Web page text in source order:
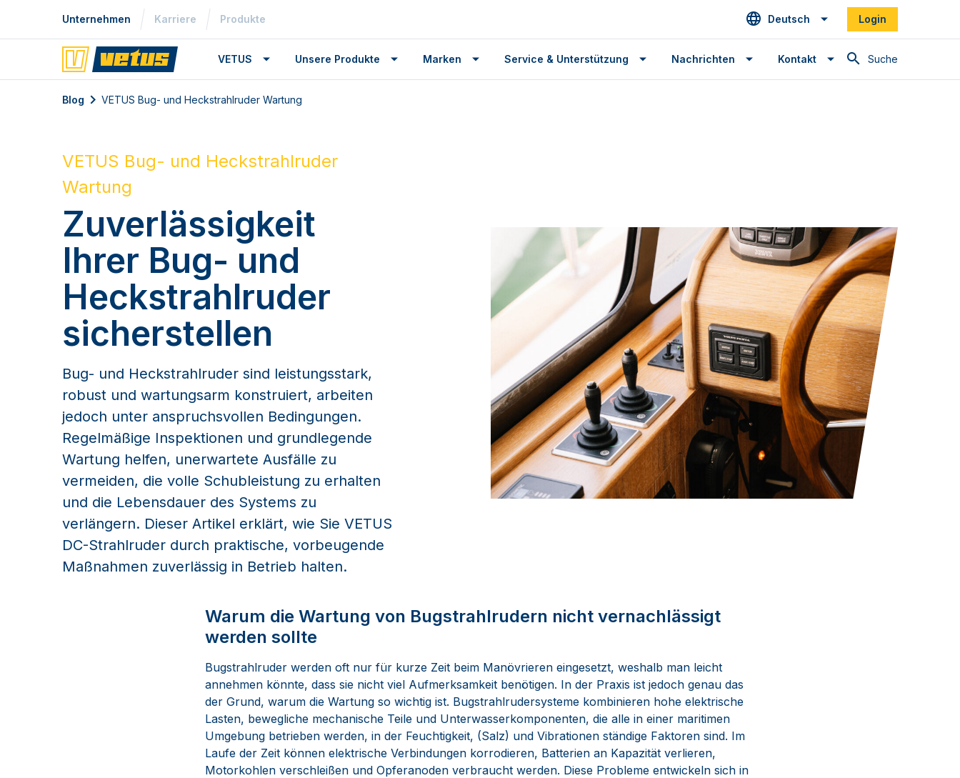
Unternehmen Karriere Produkte Deutsch Login
Suche
VETUS Unsere Produkte Marken Service & Unterstützung Nachrichten Kontakt
Blog VETUS Bug- und Heckstrahlruder Wartung
VETUS Bug- und Heckstrahlruder
Wartung
Zuverlässigkeit
Ihrer Bug- und
Heckstrahlruder
sicherstellen
Bug- und Heckstrahlruder sind leistungsstark,
robust und wartungsarm konstruiert, arbeiten
jedoch unter anspruchsvollen Bedingungen.
Regelmäßige Inspektionen und grundlegende
Wartung helfen, unerwartete Ausfälle zu
vermeiden, die volle Schubleistung zu erhalten
und die Lebensdauer des Systems zu
verlängern. Dieser Artikel erklärt, wie Sie VETUS
DC-Strahlruder durch praktische, vorbeugende
Maßnahmen zuverlässig in Betrieb halten.
Warum die Wartung von Bugstrahlrudern nicht vernachlässigt
werden sollte
Bugstrahlruder werden oft nur für kurze Zeit beim Manövrieren eingesetzt, weshalb man leicht
annehmen könnte, dass sie nicht viel Aufmerksamkeit benötigen. In der Praxis ist jedoch genau das
der Grund, warum die Wartung so wichtig ist. Bugstrahlrudersysteme kombinieren hohe elektrische
Lasten, bewegliche mechanische Teile und Unterwasserkomponenten, die alle in einer maritimen
Umgebung betrieben werden, in der Feuchtigkeit, (Salz) und Vibrationen ständige Faktoren sind. Im
Laufe der Zeit können elektrische Verbindungen korrodieren, Batterien an Kapazität verlieren,
Motorkohlen verschleißen und Opferanoden verbraucht werden. Diese Probleme entwickeln sich in